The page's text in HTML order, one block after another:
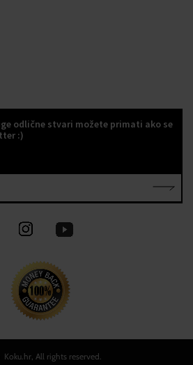
odlične stvari možete primati ako se
:)
Koku.hr, All rights reserved.